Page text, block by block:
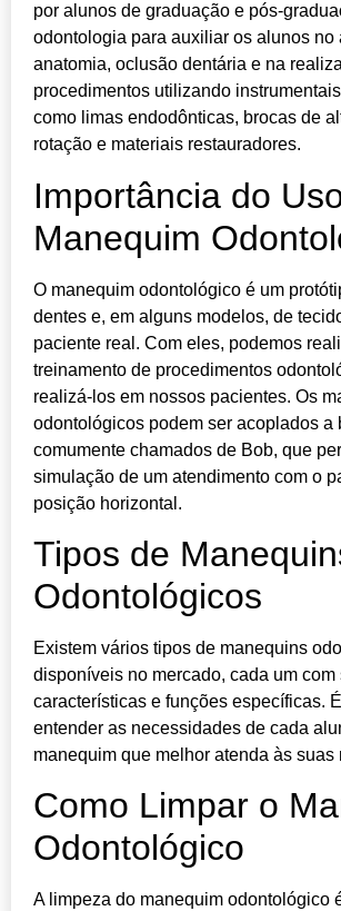
por alunos de graduação e pós-
odontologia para auxiliar os alunos no
anatomia, oclusão dentária e na
procedimentos utilizando
como limas endodônticas, brocas de
rotação e materiais restauradores.
Importância do
Manequim
O manequim odontológico é um
dentes e, em alguns modelos, de
paciente real. Com eles, podemos
treinamento de procedimentos
realizá-los em nossos pacientes. Os
odontológicos podem ser acoplados a
comumente chamados de Bob, que
simulação de um atendimento com o
posição horizontal.
Tipos de
Odontológicos
Existem vários tipos de manequins
disponíveis no mercado, cada um com
características e funções específicas.
entender as necessidades de cada
manequim que melhor atenda às suas
Como Limpar o
Odontológico
A limpeza do manequim odontológico